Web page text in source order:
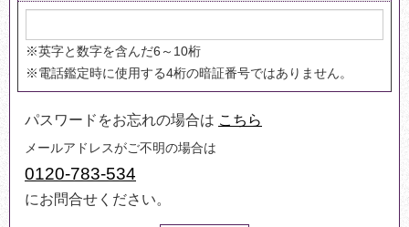
こちら
0120-783-534